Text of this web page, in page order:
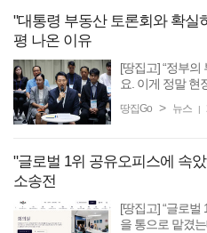
"대통령 부동산 토론회와 확실
평 나온 이유
[땅집고] “정부
요. 이게 정말 현
땅집Go > 뉴스 |
"글로벌 1위 공유오피스에 속
소송전
[땅집고] “글로
을 통으로 맡겼